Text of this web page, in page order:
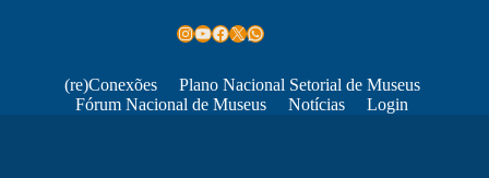
Instagram
Youtube
Facebook
X WhatsApp
(re)Conexões
Plano Nacional Setorial de Museus
Fórum Nacional de Museus
Notícias Login